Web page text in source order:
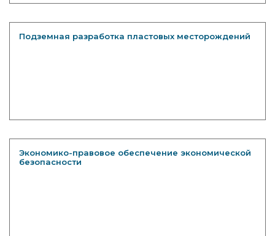
Подземная разработка пластовых месторождений
Экономико-правовое обеспечение экономической
безопасности